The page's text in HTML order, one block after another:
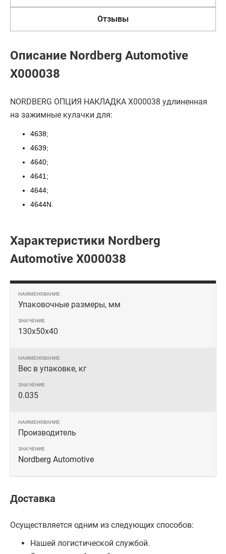
Отзывы
Описание Nordberg Automotive
X000038
NORDBERG ОПЦИЯ НАКЛАДКА X000038 удлиненная
на зажимные кулачки для:
4638;
4639;
4640;
4641;
4644;
4644N.
Характеристики Nordberg
Automotive X000038
Упаковочные размеры, мм
130х50x40
Вес в упаковке, кг
0.035
Производитель
Nordberg Automotive
Доставка
Осуществляется одним из следующих способов:
Нашей логистической службой.